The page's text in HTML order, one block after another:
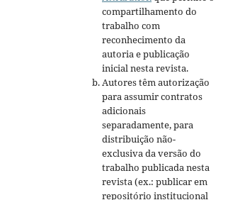
compartilhamento do
trabalho com
reconhecimento da
autoria e publicação
inicial nesta revista.
Autores têm autorização
para assumir contratos
adicionais
separadamente, para
distribuição não-
exclusiva da versão do
trabalho publicada nesta
revista (ex.: publicar em
repositório institucional